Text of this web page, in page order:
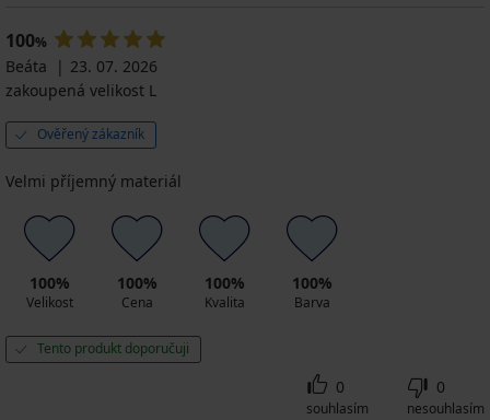
100%
Beáta
23. 07. 2026
zakoupená velikost L
Ověřený zákazník
Velmi příjemný materiál
100%
Velikost
100%
Cena
100%
Kvalita
100%
Barva
Tento produkt doporučuji
0
souhlasím
0
nesouhlasím